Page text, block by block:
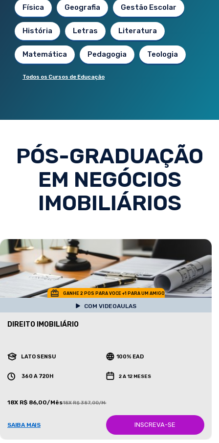
Física Geografia Gestão Escolar
História Letras Literatura
Matemática Pedagogia Teologia
Todos os Cursos de Educação
PÓS-GRADUAÇÃO
EM NEGÓCIOS
IMOBILIÁRIOS
GANHE 2 POS PARA VOCE +1 PARA UM AMIGO
COM VIDEOAULAS
DIREITO IMOBILIÁRIO
LATO SENSU 100% EAD
360 A 720H 2 A 12 MESES
18X R$ 86,00/Mês18X R$ 387,00/Mês
SAIBA MAIS INSCREVA-SE